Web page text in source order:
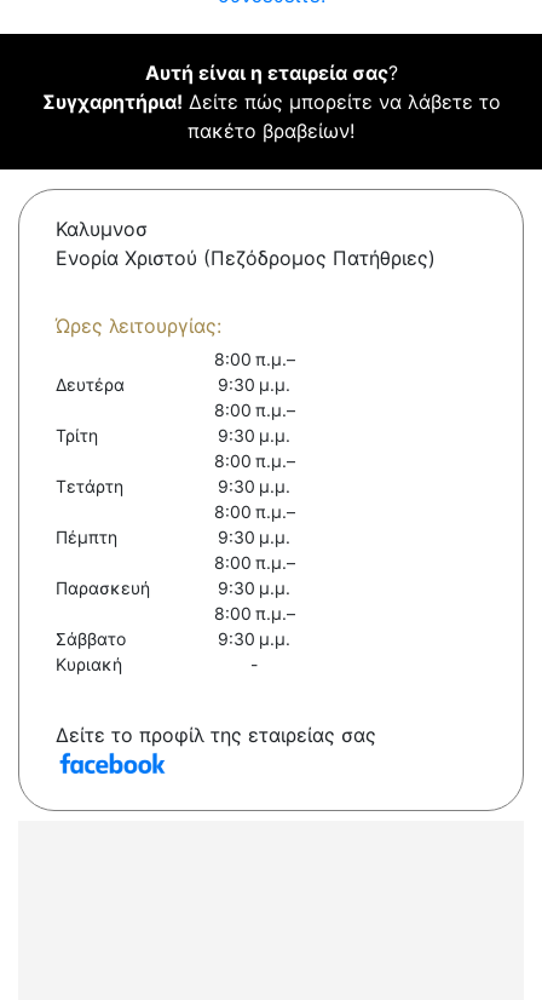
Αυτή είναι η εταιρεία σας?
Συγχαρητήρια! Δείτε πώς μπορείτε να λάβετε το
πακέτο βραβείων!
Καλυμνοσ
Ενορία Χριστού (Πεζόδρομος Πατήθριες)
Ώρες λειτουργίας:
Δευτέρα
8:00 π.μ.–
9:30 μ.μ.
Τρίτη
8:00 π.μ.–
9:30 μ.μ.
Τετάρτη
8:00 π.μ.–
9:30 μ.μ.
Πέμπτη
8:00 π.μ.–
9:30 μ.μ.
Παρασκευή
8:00 π.μ.–
9:30 μ.μ.
Σάββατο
8:00 π.μ.–
9:30 μ.μ.
Κυριακή
-
Δείτε το προφίλ της εταιρείας σας